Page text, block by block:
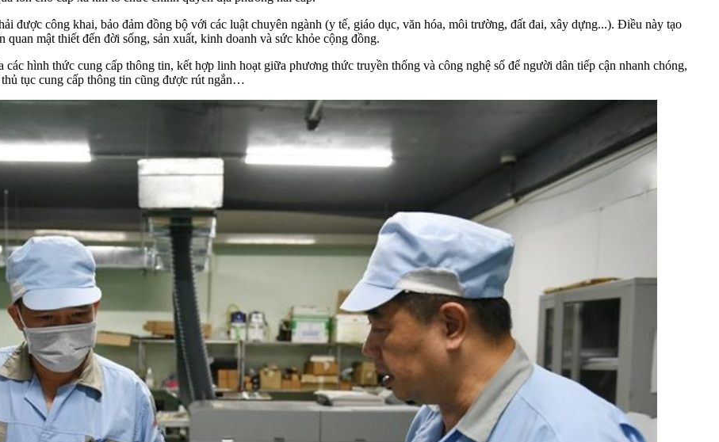
được công khai, bảo đảm đồng bộ với các luật chuyên ngành (y tế, giáo dục, văn hóa, môi trường, đất đai, xây dựng...). Điều này tạo
mật thiết đến đời sống, sản xuất, kinh doanh và sức khỏe cộng đồng.
hình thức cung cấp thông tin, kết hợp linh hoạt giữa phương thức truyền thống và công nghệ số để người dân tiếp cận nhanh chóng,
tục cung cấp thông tin cũng được rút ngắn…